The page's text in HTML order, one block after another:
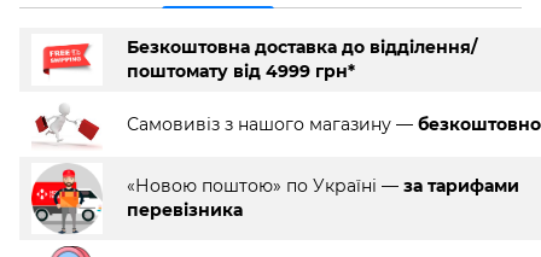
Безкоштовна доставка до відділення/
поштомату від 4999 грн*
Самовивіз з нашого магазину — безкоштовно
«Новою поштою» по Україні — за тарифами
перевізника